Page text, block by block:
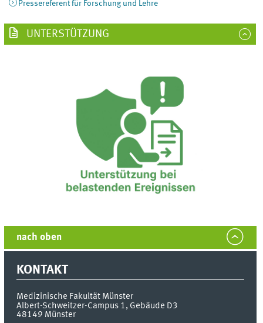
Pressereferent für Forschung und Lehre
UNTERSTÜTZUNG
nach oben
KONTAKT
Medizinische Fakultät Münster
Albert-Schweitzer-Campus 1, Gebäude D3
48149 Münster